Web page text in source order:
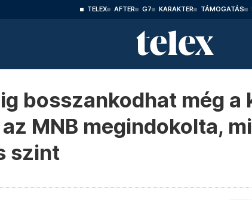
TELEX AFTER G7 KARAKTER TÁMOGATÁS
bosszankodhat még a
MNB megindokolta,
szint